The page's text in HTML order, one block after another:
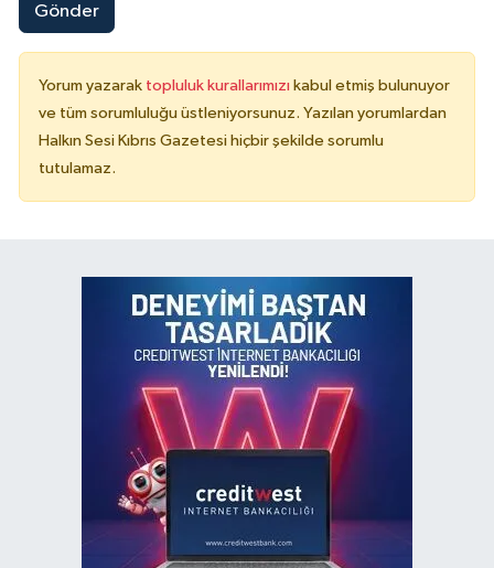
Gönder
Yorum yazarak topluluk kurallarımızı kabul etmiş bulunuyor
ve tüm sorumluluğu üstleniyorsunuz. Yazılan yorumlardan
Halkın Sesi Kıbrıs Gazetesi hiçbir şekilde sorumlu
tutulamaz.